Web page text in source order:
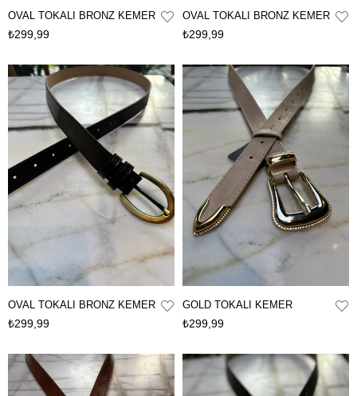
OVAL TOKALI BRONZ KEMER
₺299,99
OVAL TOKALI BRONZ KEMER
₺299,99
OVAL TOKALI BRONZ KEMER
₺299,99
GOLD TOKALI KEMER
₺299,99